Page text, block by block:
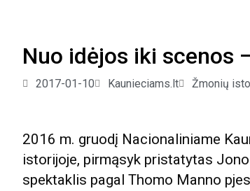
Nuo idėjos iki scenos
2017-01-10 Kaunieciams.lt Žmonių
2016 m. gruodį Nacionaliniame
istorijoje, pirmąsyk pristatytas
spektaklis pagal Thomo Manno